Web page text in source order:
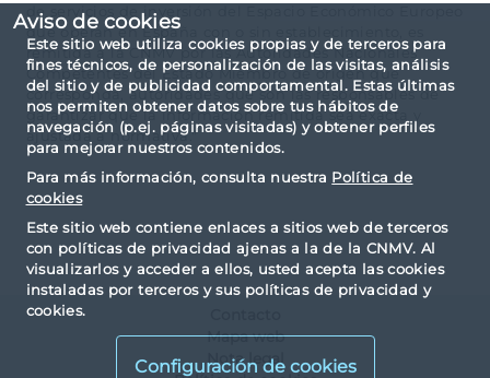
Aviso de cookies
Este sitio web utiliza cookies propias y de terceros para
fines técnicos, de personalización de las visitas, análisis
del sitio y de publicidad comportamental. Estas últimas
nos permiten obtener datos sobre tus hábitos de
navegación (p.ej. páginas visitadas) y obtener perfiles
para mejorar nuestros contenidos.
Para más información, consulta nuestra Política de
cookies
Este sitio web contiene enlaces a sitios web de terceros
con políticas de privacidad ajenas a la de la CNMV. Al
visualizarlos y acceder a ellos, usted acepta las cookies
instaladas por terceros y sus políticas de privacidad y
cookies.
Configuración de cookies
de servicios de inversión del Espacio Económico Europeo
que operan en España con o sin establecimiento, es
remitida a la CNMV por las Autoridades Nacionales
Competentes del Estado Miembro de origen que
corresponda, autoridades que son las responsables de
garantizar que la información remitida sea exacta y
ajustada a normativa."
Mapa web
Nota legal